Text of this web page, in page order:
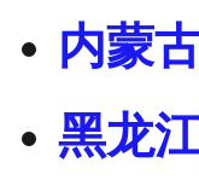
内蒙
黑龙